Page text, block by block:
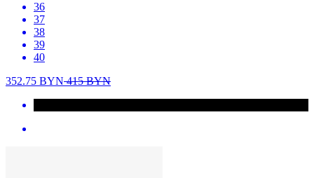
36
37
38
39
40
352.75 BYN415BYN